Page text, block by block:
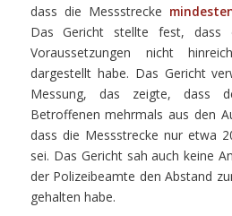
dass die Messstrecke
Das Gericht stellte fest, dass
Voraussetzungen nicht
dargestellt habe. Das Gericht
Messung, das zeigte, dass
Betroffenen mehrmals aus den
dass die Messstrecke nur etwa
sei. Das Gericht sah auch keine
der Polizeibeamte den Abstand
gehalten habe.